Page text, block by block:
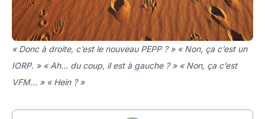
« Donc à droite, c’est le nouveau PEPP ? » « Non, ça c’est un
IORP. » « Ah… du coup, il est à gauche ? » « Non, ça c’est
VFM… » « Hein ? »